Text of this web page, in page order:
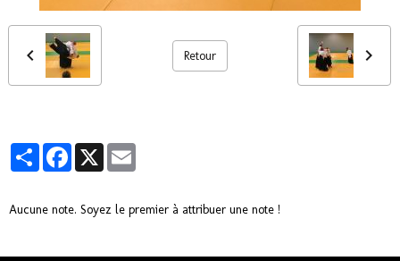
Retour
PartagerFacebook
X
Aucune note. Soyez le premier à attribuer une note !